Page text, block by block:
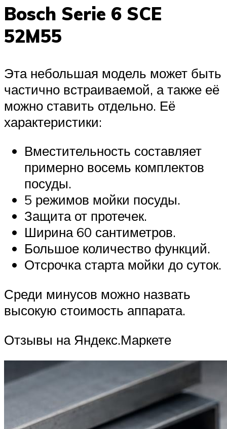
Bosch Serie 6 SCE
52M55
Эта небольшая модель может быть
частично встраиваемой, а также её
можно ставить отдельно. Её
характеристики:
Вместительность составляет
примерно восемь комплектов
посуды.
5 режимов мойки посуды.
Защита от протечек.
Ширина 60 сантиметров.
Большое количество функций.
Отсрочка старта мойки до суток.
Среди минусов можно назвать
высокую стоимость аппарата.
Отзывы на Яндекс.Маркете